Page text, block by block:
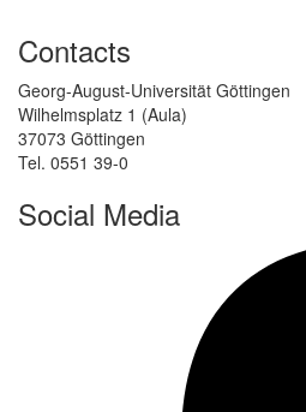
Contacts
Georg-August-Universität Göttingen
Wilhelmsplatz 1 (Aula)
37073 Göttingen
Tel. 0551 39-0
Social Media